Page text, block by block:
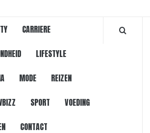
CARRIERE
LIFESTYLE
MODE REIZEN
SPORT VOEDING
CONTACT